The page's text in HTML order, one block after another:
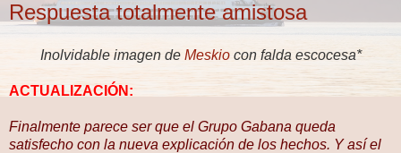
Respuesta totalmente amistosa
Inolvidable imagen de Meskiocon falda escocesa*
ACTUALIZACIÓN:
Finalmente parece ser que el Grupo Gabana queda
satisfecho con la nueva explicación de los hechos. Y así el